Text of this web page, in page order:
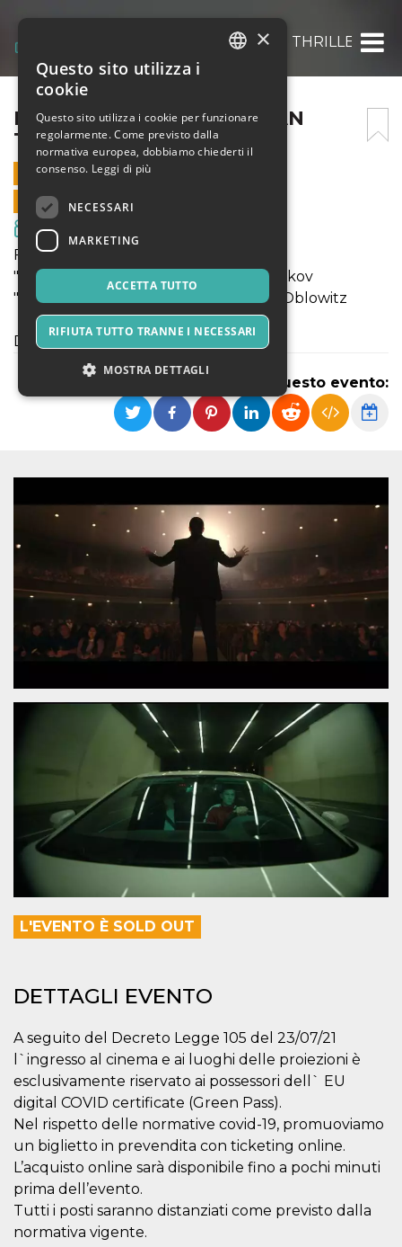
NÒT FILM FEST | AMERICAN THRILLER
NÒT FILM FEST | AMERICAN
THRILLER STORIES
25 AGOSTO 2021 - 22:00
VENDITE ONLINE TERMINATE
Film & Media
Film proiettati:
"How to get $100 Million" by Ilya Polyakov
"The Five Rules of Success" by Orson Oblowitz
Durata dell'evento: 1 ora e 33 minuti
Condividi questo evento:
L'EVENTO È SOLD OUT
DETTAGLI EVENTO
A seguito del Decreto Legge 105 del 23/07/21
l`ingresso al cinema e ai luoghi delle proiezioni è
esclusivamente riservato ai possessori dell` EU
digital COVID certificate (Green Pass).
Nel rispetto delle normative covid-19, promuoviamo
un biglietto in prevendita con ticketing online.
L’acquisto online sarà disponibile fino a pochi minuti
prima dell’evento.
Tutti i posti saranno distanziati come previsto dalla
normativa vigente.
×
Questo sito utilizza i
cookie
Questo sito utilizza i cookie per funzionare
regolarmente. Come previsto dalla
normativa europea, dobbiamo chiederti il
consenso. Leggi di più
NECESSARI
MARKETING
ACCETTA TUTTO
RIFIUTA TUTTO TRANNE I NECESSARI
MOSTRA DETTAGLI
Necessari Marketing
indispensabili al funzionamento del sito. I
senza.
Provider /
Scadenza
cf_clearance
Cloudflare,
.oooh.events
Clearance
Cookie from
CloudFlare
of challenge
passed. It is
used to no
longer issue a
jschallenge
challenge if
present. It is
required to
wordpress_test_cookie
Automattic
Inc.
.oooh.events
Sessione
Cookie di
verifica che il
browser accetti i
cookie.
PHPSESSID
PHP.net
oooh.events
Cookie
generato da
applicazioni
basate sul
generato in
modo casuale, il
modo in cui
può essere
buon esempio è
mantenere uno
stato di accesso
per un utente
tra le pagine.
m
m.stripe.com
mese
viene